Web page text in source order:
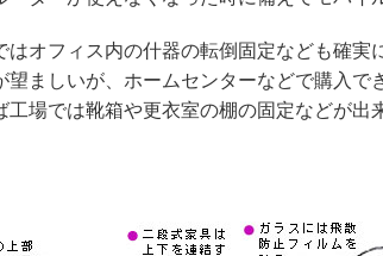
はオフィス内の什器の転倒固定なども確
望ましいが、ホームセンターなどで購入
工場では靴箱や更衣室の棚の固定などが